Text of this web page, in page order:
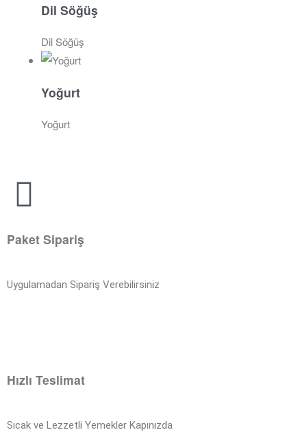
Dil Söğüş
Dil Söğüş
Yoğurt
Yoğurt
Paket Sipariş
Uygulamadan Sipariş Verebilirsiniz
Hızlı Teslimat
Sıcak ve Lezzetli Yemekler Kapınızda